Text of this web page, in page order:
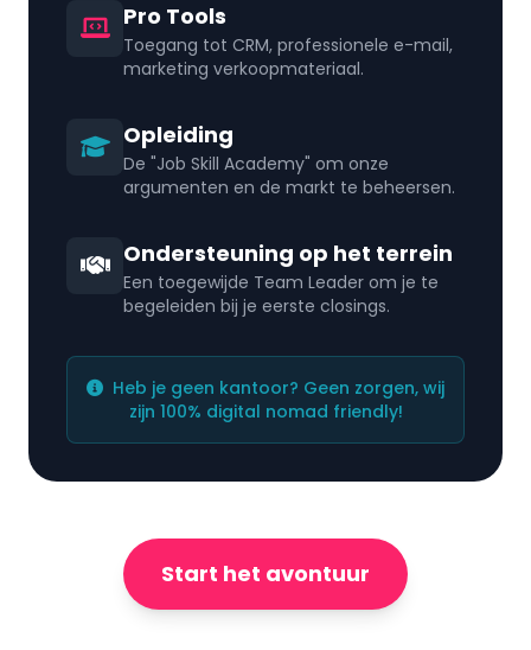
Pro Tools
Toegang tot CRM, professionele e-mail,
marketing verkoopmateriaal.
Opleiding
De "Job Skill Academy" om onze
argumenten en de markt te beheersen.
Ondersteuning op het terrein
Een toegewijde Team Leader om je te
begeleiden bij je eerste closings.
Heb je geen kantoor? Geen zorgen, wij
zijn 100% digital nomad friendly!
Start het avontuur